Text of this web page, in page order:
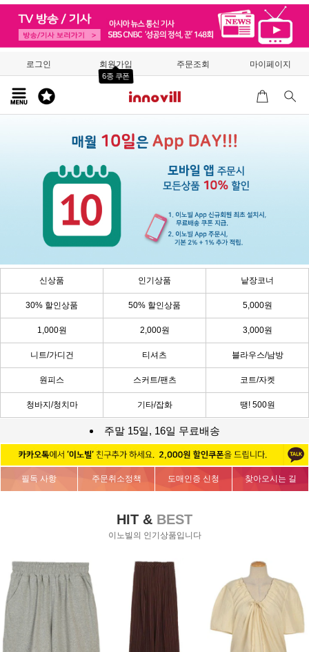
로그인 회원가입
6종 쿠폰
주문조회 마이페이지
신상품 인기상품 낱장코너
30% 할인상품 50% 할인상품 5,000원
1,000원 2,000원 3,000원
니트/가디건 티셔츠 블라우스/남방
원피스 스커트/팬츠 코트/자켓
청바지/청치마 기타/잡화 땡! 500원
주말 15일, 16일 무료배송
필독 사항 주문취소정책 도매인증 신청 찾아오시는 길
HIT & BEST
이노빌의 인기상품입니다